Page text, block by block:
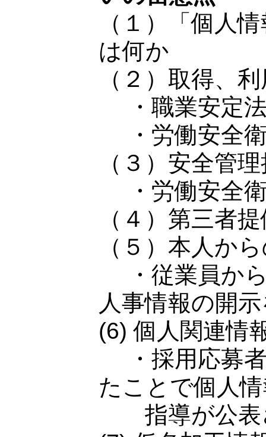
（１）「個人
は何か
（２）取得、
・職業安定
・労働安全
（３）安全管
・労働安全
（４）第三者
（５）本人か
・従業員から
人事情報の開
(6) 個人関連情
・採用応募者
たことで個人
指導が公表